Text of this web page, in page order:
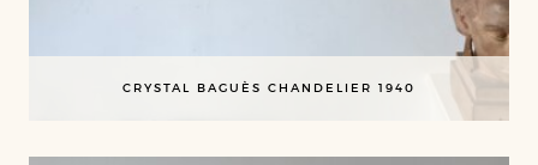
CRYSTAL BAGUÈS CHANDELIER 1940